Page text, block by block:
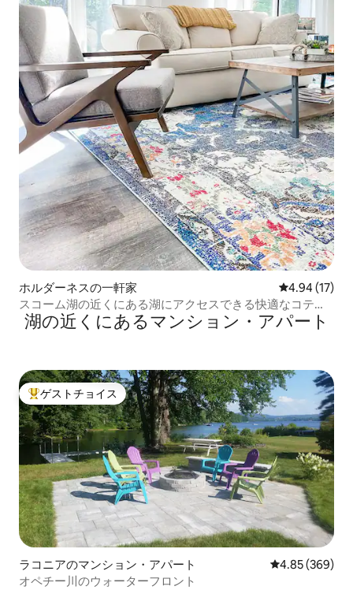
ホルダーネスの一軒家 レビュー17
4.94 (17)
スコーム湖の近くにある湖にアクセスできる快適なコテー
ジ
湖の近くにあるマンション・アパート
大好評のゲストチョイスです。
ゲストチョイス
ラコニアのマンション・アパート レビュー369
4.85 (369)
オペチー川のウォーターフロント